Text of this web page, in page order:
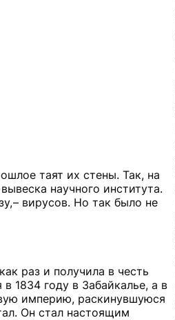
таят их стены. Так, на
научного института.
– вирусов. Но так было не
раз и получила в честь
1834 году в Забайкалье, а в
империю, раскинувшуюся
Он стал настоящим